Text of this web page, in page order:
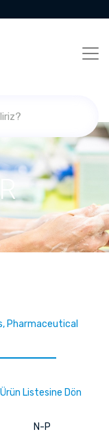
Pharmaceutical
Ürün Listesine Dön
N-P